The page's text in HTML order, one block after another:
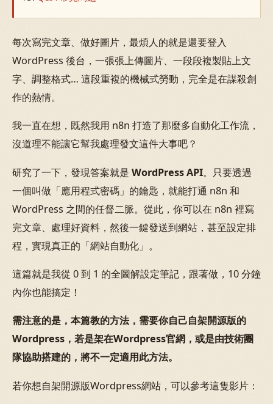
每次寫完文章、做好圖片，最煩人的就是還要登入
WordPress 後台，一張張上傳圖片、一段段複製貼上文
字、調整格式… 這段重複的機械式勞動，完全是在謀殺創
作的熱情。
我一直在想，既然我用 n8n 打造了那麼多自動化工作流，
沒道理不能讓它幫我處理發文這件大事吧？
研究了一下，發現答案就是 WordPress API。只要透過
一個叫做「應用程式密碼」的鑰匙，就能打通 n8n 和
WordPress 之間的任督二脈。從此，你可以在 n8n 裡寫
完文章、處理好資料，然後一鍵發送到網站，甚至設定排
程，實現真正的「網站自動化」。
這篇就是我從 0 到 1 的全圖解設定筆記，跟著做，10 分鐘
內你也能搞定！
需注意的是，本篇教的方法，需要你自己自架開源版的
Wordpress，若是架在Wordpress官網，或是由技術團
隊協助搭建的，將不一定適用此方法。
若你想自架開源版Wordpress網站，可以參考這隻影片：